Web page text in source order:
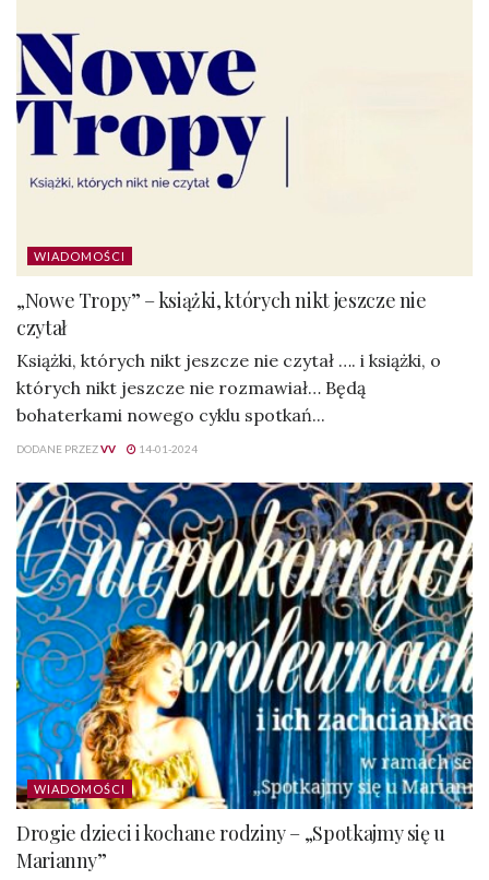
WIADOMOŚCI
„Nowe Tropy” – książki, których nikt jeszcze nie
czytał
Książki, których nikt jeszcze nie czytał …. i książki, o
których nikt jeszcze nie rozmawiał… Będą
bohaterkami nowego cyklu spotkań...
DODANE PRZEZVV 14-01-2024
WIADOMOŚCI
Drogie dzieci i kochane rodziny – „Spotkajmy się u
Marianny”